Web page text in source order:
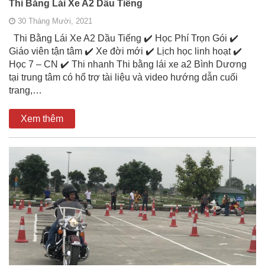
Thi Bằng Lái Xe A2 Dầu Tiếng
30 Tháng Mười, 2021
Thi Bằng Lái Xe A2 Dầu Tiếng ✔️ Học Phí Trọn Gói ✔️
Giáo viên tận tâm ✔️ Xe đời mới ✔️ Lịch học linh hoạt ✔️
Học 7 – CN ✔️ Thi nhanh Thi bằng lái xe a2 Bình Dương
tại trung tâm có hổ trợ tài liệu và video hướng dẫn cuối
trang,…
Xem thêm